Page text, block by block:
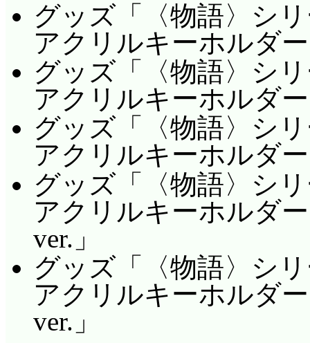
グッズ「〈物語〉シ
アクリルキーホルダ
グッズ「〈物語〉シ
アクリルキーホルダ
グッズ「〈物語〉シ
アクリルキーホルダ
グッズ「〈物語〉シ
アクリルキーホルダ
ver.」
グッズ「〈物語〉シ
アクリルキーホルダ
ver.」